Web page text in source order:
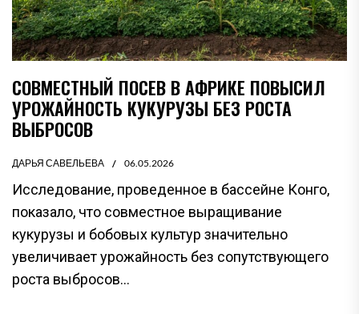
СОВМЕСТНЫЙ ПОСЕВ В АФРИКЕ ПОВЫСИЛ
УРОЖАЙНОСТЬ КУКУРУЗЫ БЕЗ РОСТА
ВЫБРОСОВ
ДАРЬЯ САВЕЛЬЕВА 06.05.2026
Исследование, проведенное в бассейне Конго,
показало, что совместное выращивание
кукурузы и бобовых культур значительно
увеличивает урожайность без сопутствующего
роста выбросов...